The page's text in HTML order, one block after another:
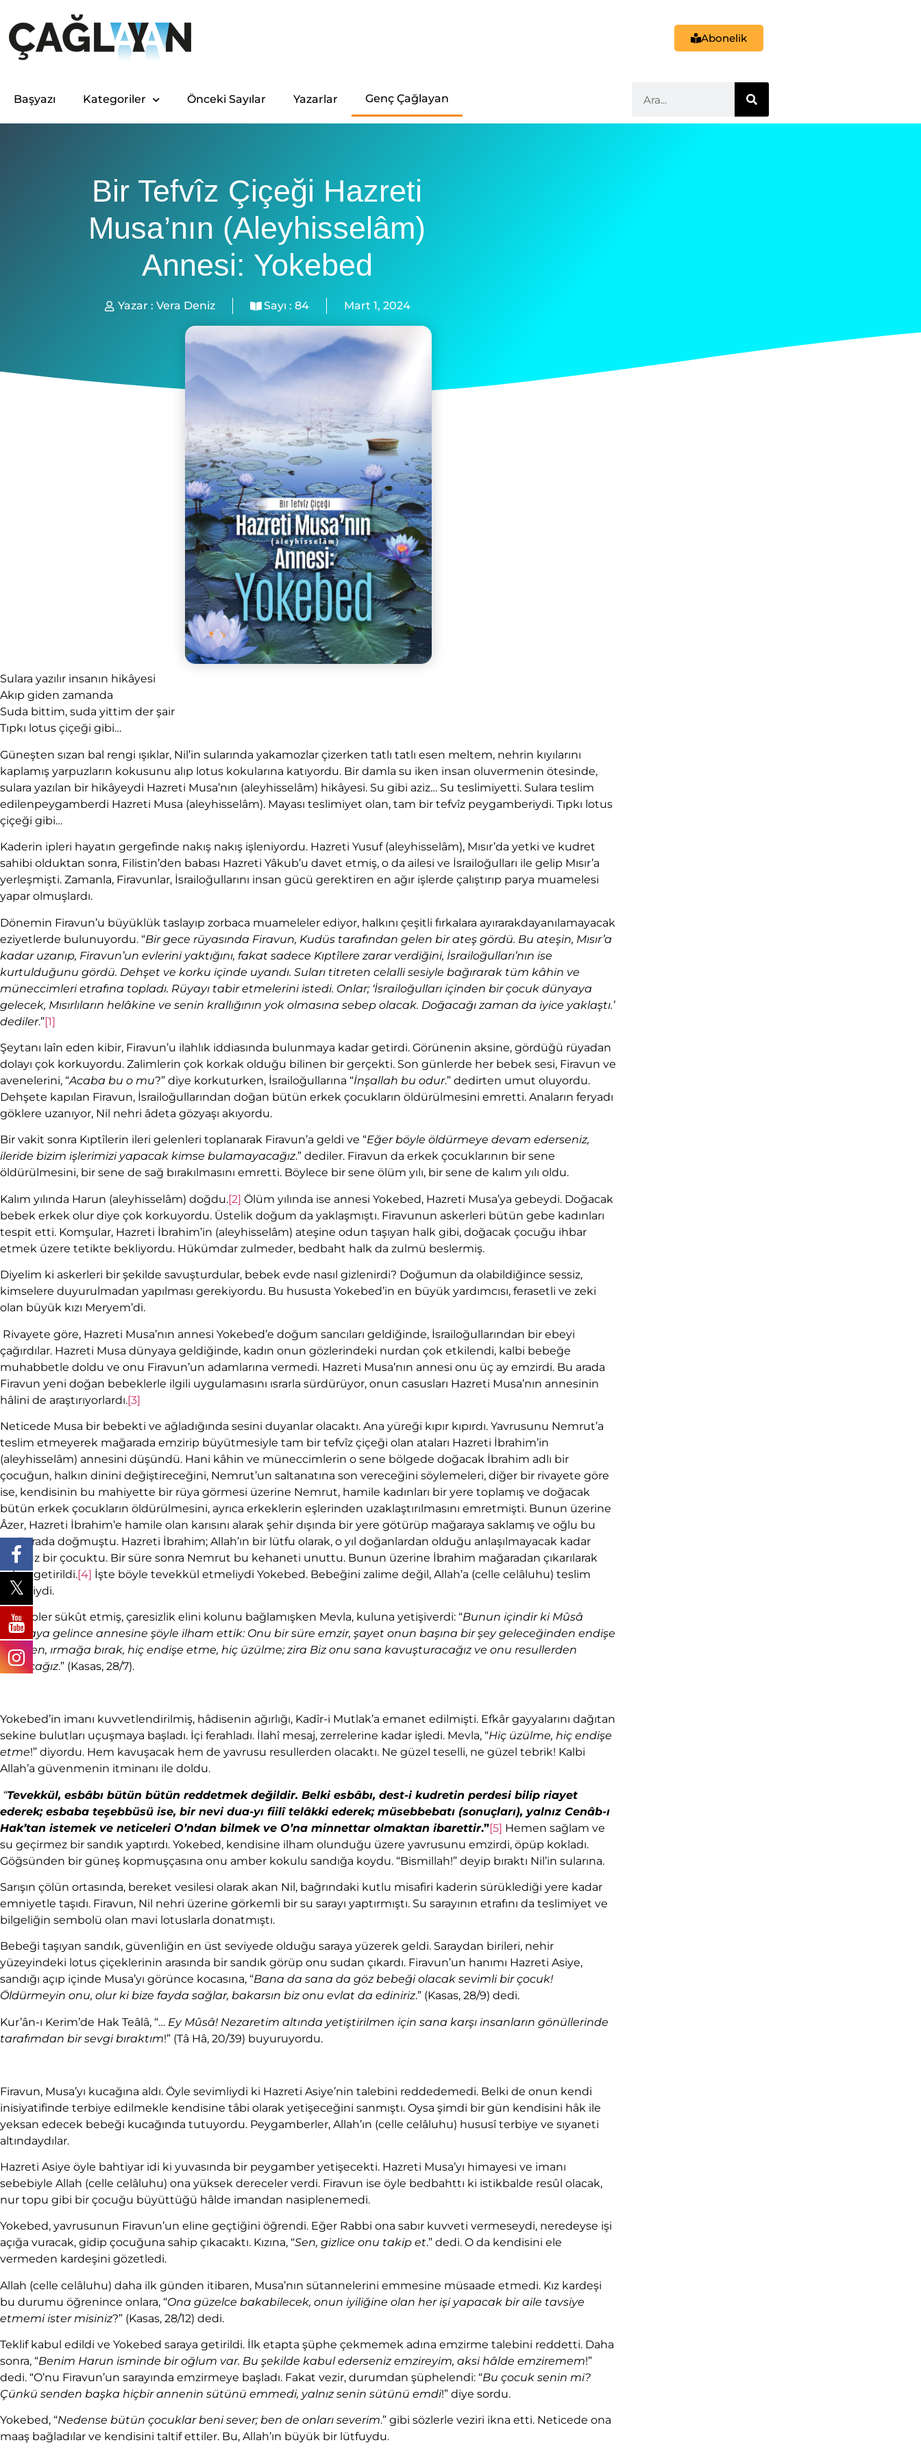
Abonelik
Başyazı Kategoriler Önceki Sayılar Yazarlar Genç Çağlayan
Bir Tefvîz Çiçeği Hazreti
Musa’nın (aleyhisselâm)
Annesi: Yokebed
Yazar : Vera Deniz Sayı : 84 Mart 1, 2024
Sulara yazılır insanın hikâyesi
Akıp giden zamanda
Suda bittim, suda yittim der şair
Tıpkı lotus çiçeği gibi…
Güneşten sızan bal rengi ışıklar, Nil’in sularında yakamozlar çizerken tatlı tatlı esen meltem, nehrin kıyılarını
kaplamış yarpuzların kokusunu alıp lotus kokularına katıyordu. Bir damla su iken insan oluvermenin ötesinde,
sulara yazılan bir hikâyeydi Hazreti Musa’nın (aleyhisselâm) hikâyesi. Su gibi aziz… Su teslimiyetti. Sulara teslim
edilenpeygamberdi Hazreti Musa (aleyhisselâm). Mayası teslimiyet olan, tam bir tefvîz peygamberiydi. Tıpkı lotus
çiçeği gibi…
Kaderin ipleri hayatın gergefinde nakış nakış işleniyordu. Hazreti Yusuf (aleyhisselâm), Mısır’da yetki ve kudret
sahibi olduktan sonra, Filistin’den babası Hazreti Yâkub’u davet etmiş, o da ailesi ve İsrailoğulları ile gelip Mısır’a
yerleşmişti. Zamanla, Firavunlar, İsrailoğullarını insan gücü gerektiren en ağır işlerde çalıştırıp parya muamelesi
yapar olmuşlardı.
Dönemin Firavun’u büyüklük taslayıp zorbaca muameleler ediyor, halkını çeşitli fırkalara ayırarakdayanılamayacak
eziyetlerde bulunuyordu. “Bir gece rüyasında Firavun, Kudüs tarafından gelen bir ateş gördü. Bu ateşin, Mısır’a
kadar uzanıp, Firavun’un evlerini yaktığını, fakat sadece Kıptîlere zarar verdiğini, İsrailoğulları’nın ise
kurtulduğunu gördü. Dehşet ve korku içinde uyandı. Suları titreten celalli sesiyle bağırarak tüm kâhin ve
müneccimlerietrafına topladı. Rüyayı tabir etmelerini istedi. Onlar; ‘İsrailoğulları içinden bir çocuk dünyaya
gelecek, Mısırlıların helâkine ve senin krallığının yok olmasına sebep olacak. Doğacağı zaman da iyice yaklaştı.’
dediler.”[1]
Şeytanı laîn eden kibir, Firavun’u ilahlık iddiasında bulunmaya kadar getirdi. Görünenin aksine, gördüğü rüyadan
dolayı çok korkuyordu. Zalimlerin çok korkak olduğu bilinen bir gerçekti. Son günlerde her bebek sesi, Firavun ve
avenelerini, “Acaba bu o mu?” diye korkuturken, İsrailoğullarına “İnşallah bu odur.” dedirten umut oluyordu.
Dehşete kapılan Firavun, İsrailoğullarından doğan bütün erkek çocukların öldürülmesini emretti. Anaların feryadı
göklere uzanıyor, Nil nehri âdeta gözyaşı akıyordu.
Bir vakit sonra Kıptîlerin ileri gelenleri toplanarak Firavun’a geldi ve “Eğer böyle öldürmeye devam ederseniz,
ileride bizim işlerimizi yapacak kimse bulamayacağız.” dediler. Firavun da erkek çocuklarının bir sene
öldürülmesini, bir sene de sağ bırakılmasını emretti. Böylece bir sene ölüm yılı, bir sene de kalım yılı oldu.
Kalım yılında Harun (aleyhisselâm) doğdu.[2] Ölüm yılında ise annesi Yokebed, Hazreti Musa’ya gebeydi. Doğacak
bebek erkek olur diye çok korkuyordu. Üstelik doğum da yaklaşmıştı. Firavunun askerleri bütün gebe kadınları
tespit etti. Komşular, Hazreti İbrahim’in (aleyhisselâm) ateşine odun taşıyan halk gibi, doğacak çocuğu ihbar
etmek üzere tetikte bekliyordu. Hükümdar zulmeder, bedbaht halk da zulmü beslermiş.
Diyelim ki askerleri bir şekilde savuşturdular, bebek evde nasıl gizlenirdi? Doğumun da olabildiğince sessiz,
kimselere duyurulmadan yapılması gerekiyordu. Bu hususta Yokebed’in en büyük yardımcısı, ferasetli ve zeki
olan büyük kızı Meryem’di.
Rivayete göre, Hazreti Musa’nın annesi Yokebed’e doğum sancıları geldiğinde, İsrailoğullarından bir ebeyi
çağırdılar. Hazreti Musa dünyaya geldiğinde, kadın onun gözlerindeki nurdan çok etkilendi, kalbi bebeğe
muhabbetle doldu ve onu Firavun’un adamlarına vermedi. Hazreti Musa’nın annesi onu üç ay emzirdi. Bu arada
Firavun yeni doğan bebeklerle ilgili uygulamasını ısrarla sürdürüyor, onun casusları Hazreti Musa’nın annesinin
hâlini de araştırıyorlardı.[3]
Neticede Musa bir bebekti ve ağladığında sesini duyanlar olacaktı. Ana yüreği kıpır kıpırdı. Yavrusunu Nemrut’a
teslim etmeyerek mağarada emzirip büyütmesiyle tam bir tefvîz çiçeği olan ataları Hazreti İbrahim’in
(aleyhisselâm) annesini düşündü. Hani kâhin ve müneccimlerin o sene bölgede doğacak İbrahim adlı bir
çocuğun, halkın dinini değiştireceğini, Nemrut’un saltanatına son vereceğini söylemeleri, diğer bir rivayete göre
ise, kendisinin bu mahiyette bir rüya görmesi üzerine Nemrut, hamile kadınları bir yere toplamış ve doğacak
bütün erkek çocukların öldürülmesini, ayrıca erkeklerin eşlerinden uzaklaştırılmasını emretmişti. Bunun üzerine
Âzer, Hazreti İbrahim’e hamile olan karısını alarak şehir dışında bir yere götürüp mağaraya saklamış ve oğlu bu
mağarada doğmuştu. Hazreti İbrahim; Allah’ın bir lütfu olarak, o yıl doğanlardan olduğu anlaşılmayacak kadar
gürbüz bir çocuktu. Bir süre sonra Nemrut bu kehaneti unuttu. Bunun üzerine İbrahim mağaradan çıkarılarak
şehre getirildi.[4] İşte böyle tevekkül etmeliydi Yokebed. Bebeğini zalime değil, Allah’a (celle celâluhu) teslim
etmeliydi.
Sebepler sükût etmiş, çaresizlik elini kolunu bağlamışken Mevla, kuluna yetişiverdi: “Bunun içindir ki Mûsâ
dünyaya gelince annesine şöyle ilham ettik: Onu bir süre emzir, şayet onun başına bir şey geleceğinden endişe
edersen, ırmağa bırak, hiç endişe etme, hiç üzülme; zira Biz onu sana kavuşturacağız ve onu resullerden
yapacağız.” (Kasas, 28/7).
Yokebed’in imanı kuvvetlendirilmiş, hâdisenin ağırlığı, Kadîr-i Mutlak’a emanet edilmişti. Efkâr gayyalarını dağıtan
sekine bulutları uçuşmaya başladı. İçi ferahladı. İlahî mesaj, zerrelerine kadar işledi. Mevla, “Hiç üzülme, hiç endişe
etme!” diyordu. Hem kavuşacak hem de yavrusu resullerden olacaktı. Ne güzel teselli, ne güzel tebrik! Kalbi
Allah’a güvenmenin itminanı ile doldu.
“Tevekkül, esbâbı bütün bütün reddetmek değildir. Belki esbâbı, dest-i kudretin perdesi bilip riayet
ederek; esbaba teşebbüsü ise, bir nevi dua-yı fiilî telâkki ederek; müsebbebatı (sonuçları), yalnız Cenâb-ı
Hak’tan istemek ve neticeleri O’ndan bilmek ve O’na minnettar olmaktan ibarettir.”[5] Hemen sağlam ve
su geçirmez bir sandık yaptırdı. Yokebed, kendisine ilham olunduğu üzere yavrusunu emzirdi, öpüp kokladı.
Göğsünden bir güneş kopmuşçasına onu amber kokulu sandığa koydu. “Bismillah!” deyip bıraktı Nil’in sularına.
Sarışın çölün ortasında, bereket vesilesi olarak akan Nil, bağrındaki kutlu misafiri kaderin sürüklediği yere kadar
emniyetle taşıdı. Firavun, Nil nehri üzerine görkemli bir su sarayı yaptırmıştı. Su sarayının etrafını da teslimiyet ve
bilgeliğin sembolü olan mavi lotuslarla donatmıştı.
Bebeği taşıyan sandık, güvenliğin en üst seviyede olduğu saraya yüzerek geldi. Saraydan birileri, nehir
yüzeyindeki lotus çiçeklerinin arasında bir sandık görüp onu sudan çıkardı. Firavun’un hanımı Hazreti Asiye,
sandığı açıp içinde Musa’yı görünce kocasına, “Bana da sana da göz bebeği olacak sevimli bir çocuk!
Öldürmeyin onu, olur ki bize fayda sağlar, bakarsın biz onu evlat da ediniriz.” (Kasas, 28/9) dedi.
Kur’ân-ı Kerim’de Hak Teâlâ, “… Ey Mûsâ! Nezaretim altında yetiştirilmen için sana karşı insanların gönüllerinde
tarafımdan bir sevgi bıraktım!” (Tâ Hâ, 20/39) buyuruyordu.
Firavun, Musa’yı kucağına aldı. Öyle sevimliydi ki Hazreti Asiye’nin talebini reddedemedi. Belki de onun kendi
inisiyatifinde terbiye edilmekle kendisine tâbi olarak yetişeceğini sanmıştı. Oysa şimdi bir gün kendisini hâk ile
yeksan edecek bebeği kucağında tutuyordu. Peygamberler, Allah’ın (celle celâluhu) hususî terbiye ve sıyaneti
altındaydılar.
Hazreti Asiye öyle bahtiyar idi ki yuvasında bir peygamber yetişecekti. Hazreti Musa’yı himayesi ve imanı
sebebiyle Allah (celle celâluhu) ona yüksek dereceler verdi. Firavun ise öyle bedbahttı ki istikbalde resûl olacak,
nur topu gibi bir çocuğu büyüttüğü hâlde imandan nasiplenemedi.
Yokebed, yavrusunun Firavun’un eline geçtiğini öğrendi. Eğer Rabbi ona sabır kuvveti vermeseydi, neredeyse işi
açığa vuracak, gidip çocuğuna sahip çıkacaktı. Kızına, “Sen, gizlice onu takip et.” dedi. O da kendisini ele
vermeden kardeşini gözetledi.
Allah (celle celâluhu) daha ilk günden itibaren, Musa’nın sütannelerini emmesine müsaade etmedi. Kız kardeşi
bu durumu öğrenince onlara, “Ona güzelce bakabilecek, onun iyiliğine olan her işi yapacak bir aile tavsiye
etmemi ister misiniz?” (Kasas, 28/12) dedi.
Teklif kabul edildi ve Yokebed saraya getirildi. İlk etapta şüphe çekmemek adına emzirme talebini reddetti. Daha
sonra, “Benim Harun isminde bir oğlum var. Bu şekilde kabul ederseniz emzireyim, aksi hâlde emziremem!”
dedi. “O’nu Firavun’un sarayında emzirmeye başladı. Fakat vezir, durumdan şüphelendi: “Bu çocuk senin mi?
Çünkü senden başka hiçbir annenin sütünü emmedi, yalnız senin sütünü emdi!” diye sordu.
Yokebed, “Nedense bütün çocuklar beni sever; ben de onları severim.” gibi sözlerle veziri ikna etti. Neticede ona
maaş bağladılar ve kendisini taltif ettiler. Bu, Allah’ın büyük bir lütfuydu.